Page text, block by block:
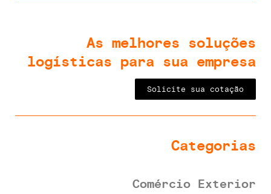
As melhores soluções
logísticas para sua empresa
Solicite sua cotação
Categorias
Comércio Exterior